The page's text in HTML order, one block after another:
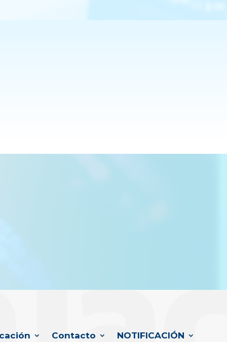
Contacto NOTIFICACIÓN